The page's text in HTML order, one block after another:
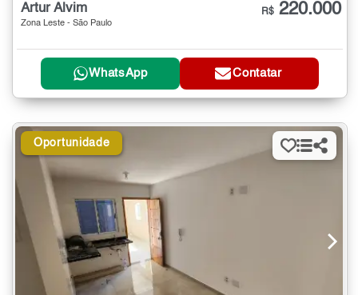
Artur Alvim
Zona Leste - São Paulo
R$ 220.000
WhatsApp Contatar
Oportunidade